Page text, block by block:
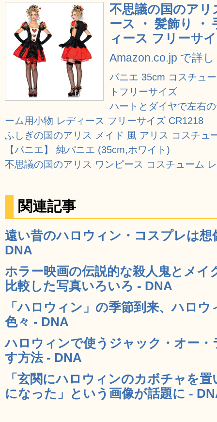
不思議の国のア
ース ・ 髪飾り ・
ィース フリーサ
Amazon.co.jp で詳
パニエ 35cm コスチュ
トフリーサイズ
ハートとダイヤで左右
ーム用小物 レディース フリーサイズ CR1218
ふしぎの国のアリス メイド 風 アリス コスチュ
【パニエ】 純パニエ (35cm,ホワイト)
不思議の国のアリス ワンピース コスチューム
関連記事
遠い昔のハロウィン・コスプレは
DNA
ホラー映画の伝説的な殺人鬼とメイ
比較した写真いろいろ - DNA
「ハロウィン」の季節到来、ハロ
色々 - DNA
ハロウィンで使うジャック・オー
す方法 - DNA
「玄関にハロウィンのカボチャを
になった」という画像が話題に -